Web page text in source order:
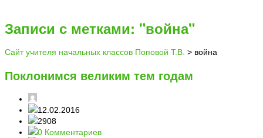
Записи с метками: "война"
Сайт учителя начальных классов Поповой Т.В. > война
Поклонимся великим тем годам
12.02.2016
2908
0 Комментариев